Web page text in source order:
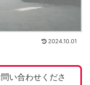
2024.10.01
い合わせくださ